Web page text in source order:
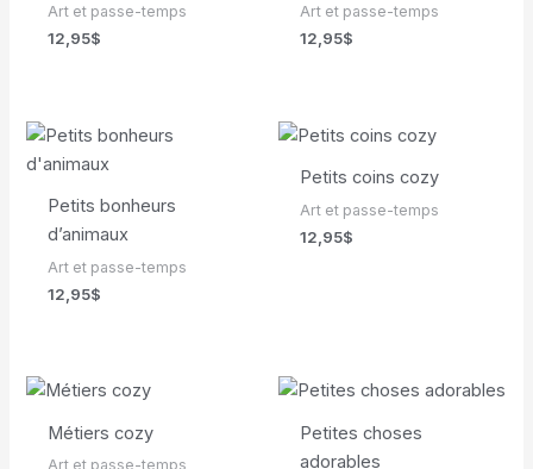
Art et passe-temps
12,95$
Art et passe-temps
12,95$
Petits bonheurs
d’animaux
Art et passe-temps
12,95$
Petits coins cozy
Art et passe-temps
12,95$
Métiers cozy
Art et passe-temps
Petites choses
adorables